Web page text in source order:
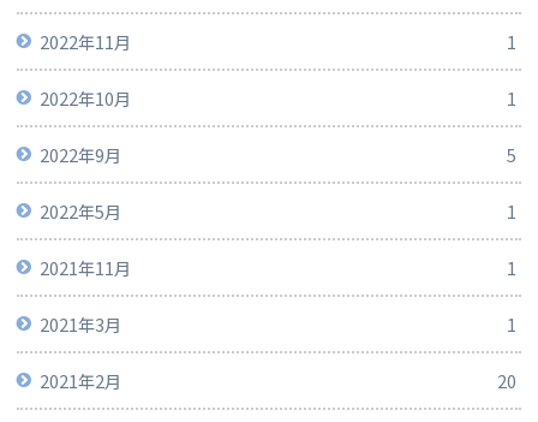
2022年11月 1
2022年10月 1
2022年9月 5
2022年5月 1
2021年11月 1
2021年3月 1
2021年2月 20